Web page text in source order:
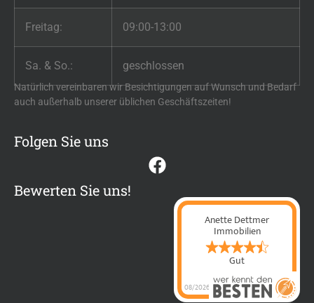
Freitag: 09:00-13:00
Sa. & So.: geschlossen
Natürlich vereinbaren wir Besichtigungen auf Wunsch und Bedarf
auch außerhalb unserer üblichen Geschäftszeiten!
Folgen Sie uns
Bewerten Sie uns!
Anette Dettmer
Immobilien
Gut
08/2026 Anette Dettmer
Immobilienhat4.4